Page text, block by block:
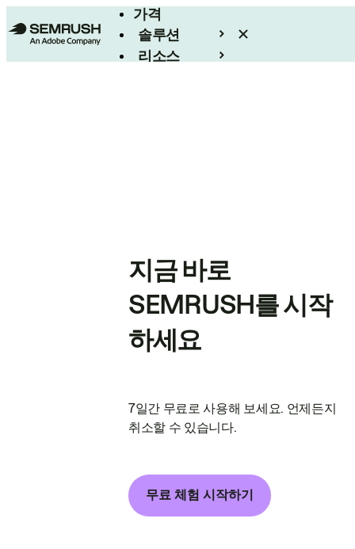
가격
솔루션
리소스
지금 바로
SEMRUSH를 시작
하세요
7일간 무료로 사용해 보세요. 언제든지
취소할 수 있습니다.
무료 체험 시작하기